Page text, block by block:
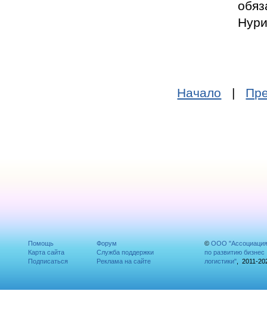
Начало |
Помощь
Карта сайта
Подписаться
Форум
Служба поддержки
Реклама на сайте
© ООО "Ассоциация
по развитию бизнес
логистики", 2011-